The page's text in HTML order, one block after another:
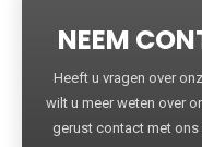
NEEM
Heeft u vragen over
wilt u meer weten over
gerust contact met